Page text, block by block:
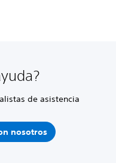
de asistencia
nosotros